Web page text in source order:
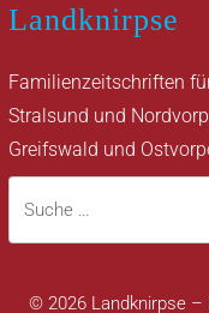
Landknirpse
Familienzeitschriften
Stralsund und
Greifswald und
Suche
© 2026 Landknirpse –